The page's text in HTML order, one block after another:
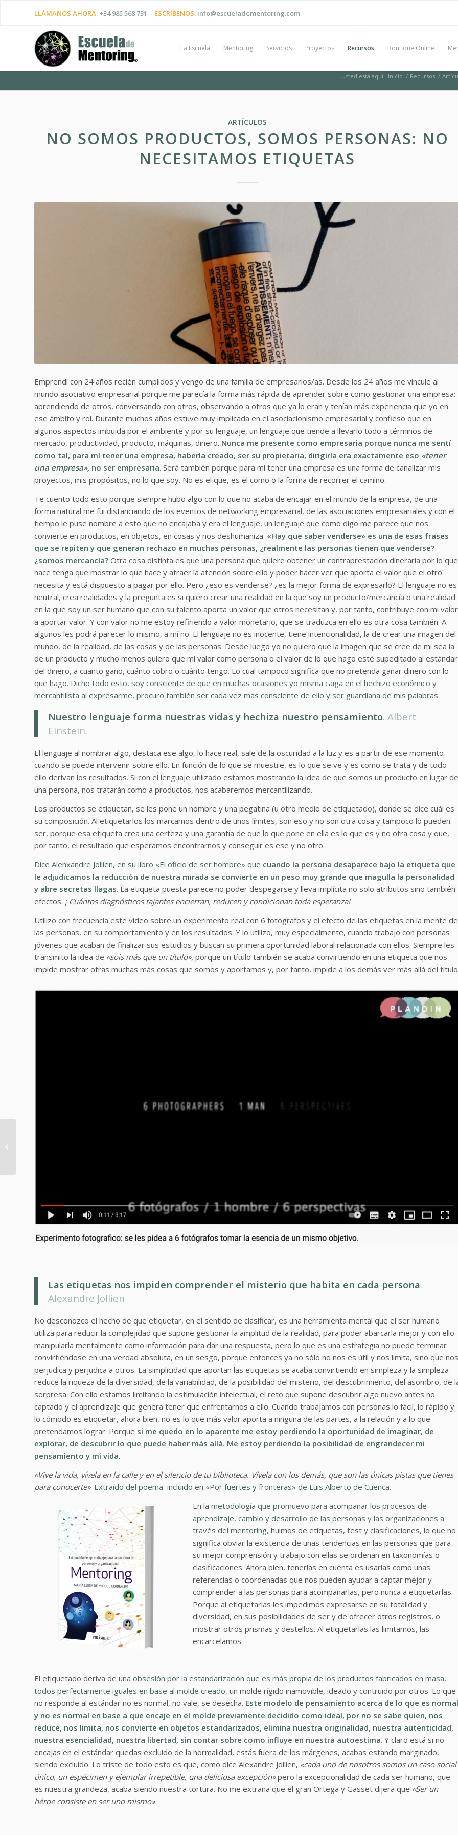
LLÁMANOS AHORA: +34 985 568 731 - ESCRÍBENOS: info@escueladementoring.com
La Escuela Mentoring Servicios Proyectos Recursos Boutique Online
Usted está aquí: Inicio / Recursos /
ARTÍCULOS
NO SOMOS PRODUCTOS, SOMOS PERSONAS: NO
NECESITAMOS ETIQUETAS
Emprendí con 24 años recién cumplidos y vengo de una familia de empresarios/as. Desde los 24 años me vincule al
mundo asociativo empresarial porque me parecía la forma más rápida de aprender sobre como gestionar una empresa:
aprendiendo de otros, conversando con otros, observando a otros que ya lo eran y tenían más experiencia que yo en
ese ámbito y rol. Durante muchos años estuve muy implicada en el asociacionismo empresarial y confieso que en
algunos aspectos imbuida por el ambiente y por su lenguaje, un lenguaje que tiende a llevarlo todo a términos de
mercado, productividad, producto, máquinas, dinero. Nunca me presente como empresaria porque nunca me sentí
como tal, para mí tener una empresa, haberla creado, ser su propietaria, dirigirla era exactamente eso «tener
una empresa», no ser empresaria. Será también porque para mí tener una empresa es una forma de canalizar mis
proyectos, mis propósitos, no lo que soy. No es el que, es el como o la forma de recorrer el camino.
Te cuento todo esto porque siempre hubo algo con lo que no acaba de encajar en el mundo de la empresa, de una
forma natural me fui distanciando de los eventos de networking empresarial, de las asociaciones empresariales y con el
tiempo le puse nombre a esto que no encajaba y era el lenguaje, un lenguaje que como digo me parece que nos
convierte en productos, en objetos, en cosas y nos deshumaniza. «Hay que saber venderse» es una de esas frases
que se repiten y que generan rechazo en muchas personas, ¿realmente las personas tienen que venderse?
¿somos mercancía? Otra cosa distinta es que una persona que quiere obtener un contraprestación dineraria por lo que
hace tenga que mostrar lo que hace y atraer la atención sobre ello y poder hacer ver que aporta el valor que el otro
necesita y está dispuesto a pagar por ello. Pero ¿eso es venderse? ¿es la mejor forma de expresarlo? El lenguaje no es
neutral, crea realidades y la pregunta es si quiero crear una realidad en la que soy un producto/mercancía o una realidad
en la que soy un ser humano que con su talento aporta un valor que otros necesitan y, por tanto, contribuye con mi valor
a aportar valor. Y con valor no me estoy refiriendo a valor monetario, que se traduzca en ello es otra cosa también. A
algunos les podrá parecer lo mismo, a mí no. El lenguaje no es inocente, tiene intencionalidad, la de crear una imagen del
mundo, de la realidad, de las cosas y de las personas. Desde luego yo no quiero que la imagen que se cree de mi sea la
de un producto y mucho menos quiero que mi valor como persona o el valor de lo que hago esté supeditado al estándar
del dinero, a cuanto gano, cuánto cobro o cuánto tengo. Lo cual tampoco significa que no pretenda ganar dinero con lo
que hago. Dicho todo esto, soy consciente de que en muchas ocasiones yo misma caiga en el hechizo económico y
mercantilista al expresarme, procuro también ser cada vez más consciente de ello y ser guardiana de mis palabras.
Nuestro lenguaje forma nuestras vidas y hechiza nuestro pensamiento. Albert
Einstein.
El lenguaje al nombrar algo, destaca ese algo, lo hace real, sale de la oscuridad a la luz y es a partir de ese momento
cuando se puede intervenir sobre ello. En función de lo que se muestre, es lo que se ve y es como se trata y de todo
ello derivan los resultados. Si con el lenguaje utilizado estamos mostrando la idea de que somos un producto en lugar de
una persona, nos tratarán como a productos, nos acabaremos mercantilizando.
Los productos se etiquetan, se les pone un nombre y una pegatina (u otro medio de etiquetado), donde se dice cuál es
su composición. Al etiquetarlos los marcamos dentro de unos límites, son eso y no son otra cosa y tampoco lo pueden
ser, porque esa etiqueta crea una certeza y una garantía de que lo que pone en ella es lo que es y no otra cosa y que,
por tanto, el resultado que esperamos encontrarnos y conseguir es ese y no otro.
Dice Alenxandre Jollien, en su libro «El oficio de ser hombre» que cuando la persona desaparece bajo la etiqueta que
le adjudicamos la reducción de nuestra mirada se convierte en un peso muy grande que magulla la personalidad
y abre secretas llagas. La etiqueta puesta parece no poder despegarse y lleva implícita no solo atributos sino también
efectos. ¡ Cuántos diagnósticos tajantes encierran, reducen y condicionan toda esperanza!
Utilizo con frecuencia este vídeo sobre un experimento real con 6 fotógrafos y el efecto de las etiquetas en la mente de
las personas, en su comportamiento y en los resultados. Y lo utilizo, muy especialmente, cuando trabajo con personas
jóvenes que acaban de finalizar sus estudios y buscan su primera oportunidad laboral relacionada con ellos. Siempre les
transmito la idea de «sois más que un título», porque un título también se acaba convirtiendo en una etiqueta que nos
impide mostrar otras muchas más cosas que somos y aportamos y, por tanto, impide a los demás ver más allá del
Las etiquetas nos impiden comprender el misterio que habita en cada persona.
Alexandre Jollien
No desconozco el hecho de que etiquetar, en el sentido de clasificar, es una herramienta mental que el ser humano
utiliza para reducir la complejidad que supone gestionar la amplitud de la realidad, para poder abarcarla mejor y con ello
manipularla mentalmente como información para dar una respuesta, pero lo que es una estrategia no puede terminar
convirtiéndose en una verdad absoluta, en un sesgo, porque entonces ya no sólo no nos es útil y nos limita, sino que nos
perjudica y perjudica a otros. La simplicidad que aportan las etiquetas se acaba convirtiendo en simpleza y la simpleza
reduce la riqueza de la diversidad, de la variabilidad, de la posibilidad del misterio, del descubrimiento, del asombro, de
sorpresa. Con ello estamos limitando la estimulación intelectual, el reto que supone descubrir algo nuevo antes no
captado y el aprendizaje que genera tener que enfrentarnos a ello. Cuando trabajamos con personas lo fácil, lo rápido y
lo cómodo es etiquetar, ahora bien, no es lo que más valor aporta a ninguna de las partes, a la relación y a lo que
pretendamos lograr. Porque si me quedo en lo aparente me estoy perdiendo la oportunidad de imaginar, de
explorar, de descubrir lo que puede haber más allá. Me estoy perdiendo la posibilidad de engrandecer mi
pensamiento y mi vida.
«Vive la vida, vívela en la calle y en el silencio de tu biblioteca. Vívela con los demás, que son las únicas pistas que tienes
para conocerte». Extraído del poema incluido en «Por fuertes y fronteras» de Luis Alberto de Cuenca.
En la metodología que promuevo para acompañar los procesos de
aprendizaje, cambio y desarrollo de las personas y las organizaciones a
través del mentoring, huimos de etiquetas, test y clasificaciones, lo que no
significa obviar la existencia de unas tendencias en las personas que para
su mejor comprensión y trabajo con ellas se ordenan en taxonomías o
clasificaciones. Ahora bien, tenerlas en cuenta es usarlas como unas
referencias o coordenadas que nos pueden ayudar a captar mejor y
comprender a las personas para acompañarlas, pero nunca a etiquetarlas.
Porque al etiquetarlas les impedimos expresarse en su totalidad y
diversidad, en sus posibilidades de ser y de ofrecer otros registros, o
mostrar otros prismas y destellos. Al etiquetarlas las limitamos, las
encarcelamos.
El etiquetado deriva de una obsesión por la estandarización que es más propia de los productos fabricados en masa,
todos perfectamente iguales en base al molde creado, un molde rígido inamovible, ideado y contruido por otros. Lo que
no responde al estándar no es normal, no vale, se desecha. Este modelo de pensamiento acerca de lo que es normal
y no es normal en base a que encaje en el molde previamente decidido como ideal, por no se sabe quien, nos
reduce, nos limita, nos convierte en objetos estandarizados, elimina nuestra originalidad, nuestra autenticidad,
nuestra esencialidad, nuestra libertad, sin contar sobre como influye en nuestra autoestima. Y claro está si no
encajas en el estándar quedas excluido de la normalidad, estás fuera de los márgenes, acabas estando marginado,
siendo excluido. Lo triste de todo esto es que, como dice Alexandre Jollien, «cada uno de nosotros somos un caso social
único, un espécimen y ejemplar irrepetible, una deliciosa excepción»pero la excepcionalidad de cada ser humano, que
es nuestra grandeza, acaba siendo nuestra tortura. No me extraña que el gran Ortega y Gasset dijera que «Ser un
héroe consiste en ser uno mismo».